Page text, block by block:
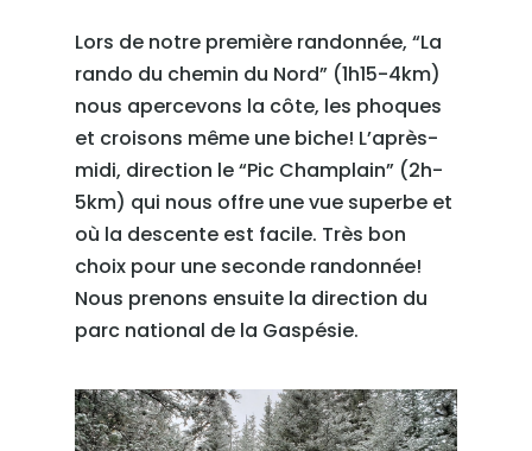
Lors de notre première randonnée, “La
rando du chemin du Nord” (1h15-4km)
nous apercevons la côte, les phoques
et croisons même une biche! L’après-
midi, direction le “Pic Champlain” (2h-
5km) qui nous offre une vue superbe et
où la descente est facile. Très bon
choix pour une seconde randonnée!
Nous prenons ensuite la direction du
parc national de la Gaspésie.